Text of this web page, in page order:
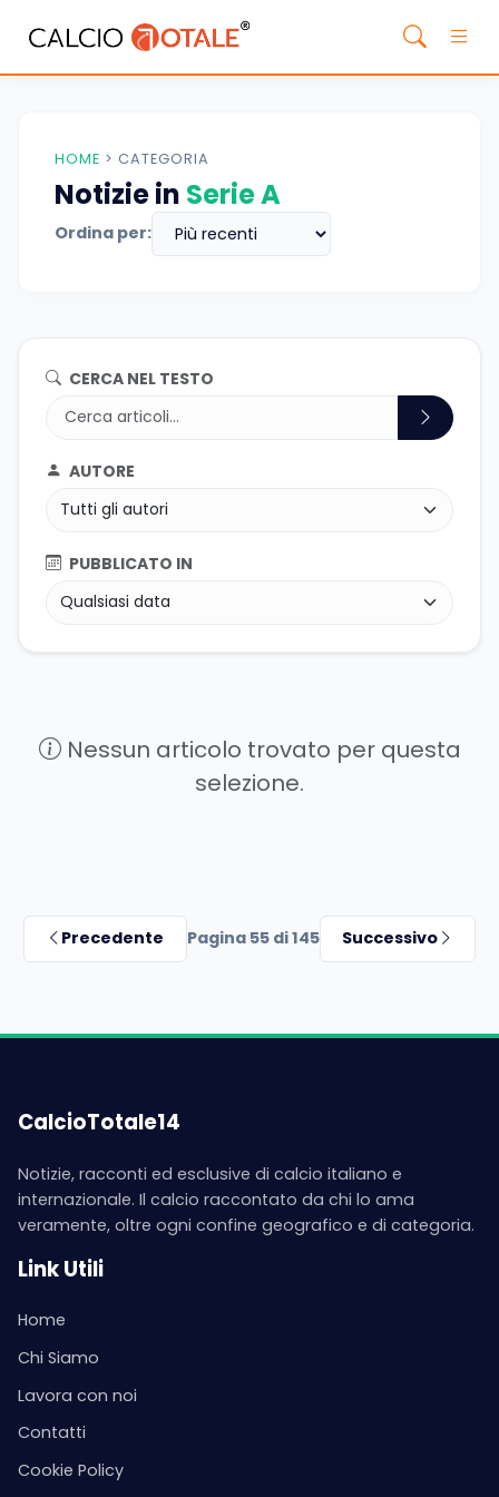
HOME > CATEGORIA
Notizie in Serie A
Ordina per:
CERCA NEL TESTO
AUTORE
PUBBLICATO IN
Nessun articolo trovato per questa
selezione.
Precedente Pagina 55 di 145 Successivo
CalcioTotale14
Notizie, racconti ed esclusive di calcio italiano e
internazionale. Il calcio raccontato da chi lo ama
veramente, oltre ogni confine geografico e di categoria.
Link Utili
Home
Chi Siamo
Lavora con noi
Contatti
Cookie Policy